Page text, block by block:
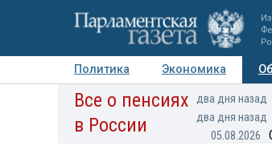
Политика Экономика
Авторы Персоны Мнения
Все о пенсиях
в России
два дня назад
два дня назад
05.08.2026